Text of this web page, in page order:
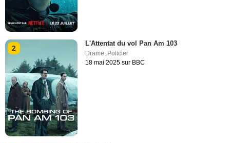
2
L'Attentat du vol Pan Am 103
Drame, Policier
18 mai 2025 sur BBC